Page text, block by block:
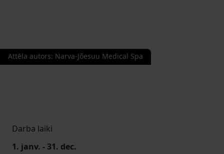
Attēla autors: Narva-Jõesuu Medical Spa
Darba laiki
1. janv. - 31. dec.